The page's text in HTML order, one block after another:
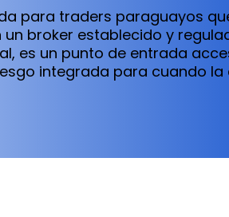
para traders paraguayos
broker establecido y
es un punto de entrada
integrada para cuando